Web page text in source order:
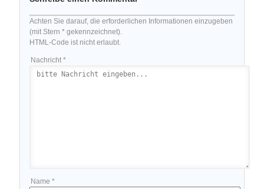
Achten Sie darauf, die erforderlichen Informationen einzugeben
(mit Stern * gekennzeichnet).
HTML-Code ist nicht erlaubt.
Nachricht *
Name *